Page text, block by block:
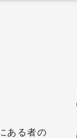
ある者の